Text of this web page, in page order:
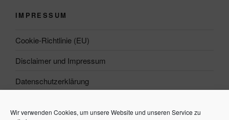
Wir verwenden Cookies, um unsere Website und unseren Service zu
IMPRESSUM
Cookie-Richtlinie (EU)
Disclaimer und Impressum
Datenschutzerklärung